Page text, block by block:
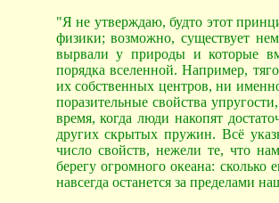
"Я не утверждаю, будто этот
физики; возможно, существует
вырвали у природы и которые
порядка вселенной. Например,
их собственных центров, ни
поразительные свойства
время, когда люди накопят
других скрытых пружин. Всё
число свойств, нежели те, что
берегу огромного океана:
навсегда останется за пределами